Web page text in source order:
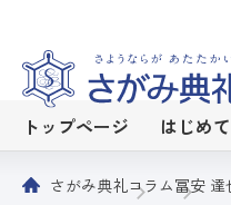
トップページ はじめ
さがみ典礼コラム冨安 達